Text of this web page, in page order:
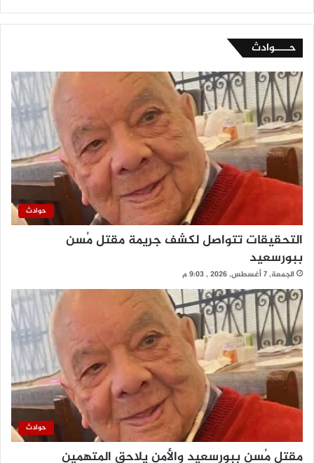
حــــوادث
حوادث
التحقيقات تتواصل لكشف جريمة مقتل مُسن
ببورسعيد
الجمعة, 7 أغسطس, 2026 , 9:03 م
حوادث
مقتل مُسن ببورسعيد والأمن يلاحق المتهمين